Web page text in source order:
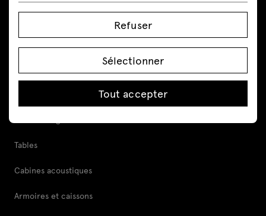
Tables
Cabines acoustiques
Armoires et caissons
Refuser
Sélectionner
Tout accepter